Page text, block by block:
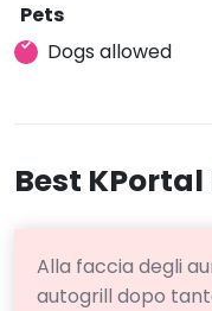
Pets
Dogs allowed
Best KPortal
Alla faccia degli
autogrill dopo